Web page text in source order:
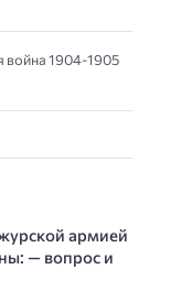
война 1904-1905
армией
— вопрос и